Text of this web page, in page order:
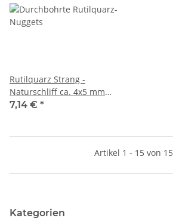
Rutilquarz Strang -
Naturschliff ca. 4x5 mm
braun rot, Länge 39 cm
7,14 € *
Artikel 1 - 15 von 15
Kategorien